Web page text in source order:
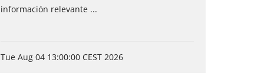
información relevante ...
Tue Aug 04 13:00:00 CEST 2026